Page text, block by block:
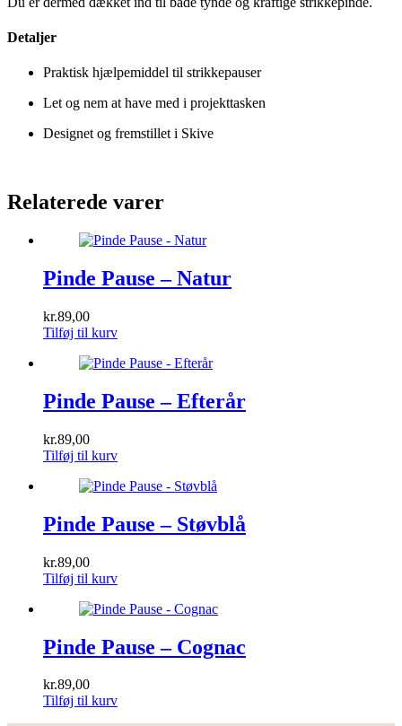
Detaljer
Praktisk hjælpemiddel til strikkepauser
Let og nem at have med i projekttasken
Designet og fremstillet i Skive
Relaterede varer
Pinde Pause – Natur
kr.89,00
Tilføj til kurv
Pinde Pause – Efterår
kr.89,00
Tilføj til kurv
Pinde Pause – Støvblå
kr.89,00
Tilføj til kurv
Pinde Pause – Cognac
kr.89,00
Tilføj til kurv